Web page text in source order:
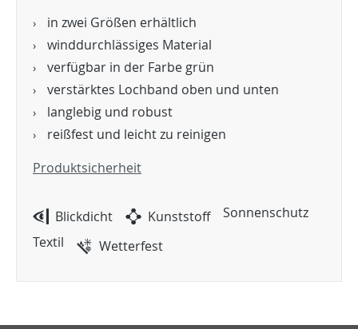
in zwei Größen erhältlich
winddurchlässiges Material
verfügbar in der Farbe grün
verstärktes Lochband oben und unten
langlebig und robust
reißfest und leicht zu reinigen
Produktsicherheit
Blickdicht Kunststoff
Sonnenschutz
Textil
Wetterfest